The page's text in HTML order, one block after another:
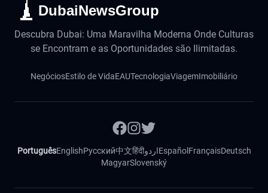
DubaiNewsGroup
Descubra Dubai: Uma Maravilha Moderna Onde Culturas
se Encontram e as Oportunidades são Ilimitadas.
NegóciosEstilo de VidaEAUTecnologiaViagemImobiliário
PortuguêsEnglishРусский中文हिंदीاردوEspañol FrançaisDeutsch
MagyarSlovenský